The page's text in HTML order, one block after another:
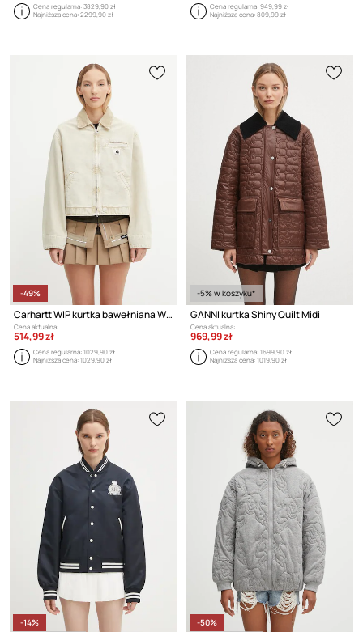
Cena regularna:3829,90 zł
Najniższa cena:2299,90 zł
Cena regularna:949,99 zł
Najniższa cena:809,99 zł
-49%
Carhartt WIP kurtka bawełniana W' Emery
Cena aktualna:
514,99 zł
Cena regularna:1029,90 zł
Najniższa cena:1029,90 zł
-5% w koszyku*
GANNI kurtka Shiny Quilt Midi
Cena aktualna:
969,99 zł
Cena regularna:1699,90 zł
Najniższa cena:1019,90 zł
-14%
-50%